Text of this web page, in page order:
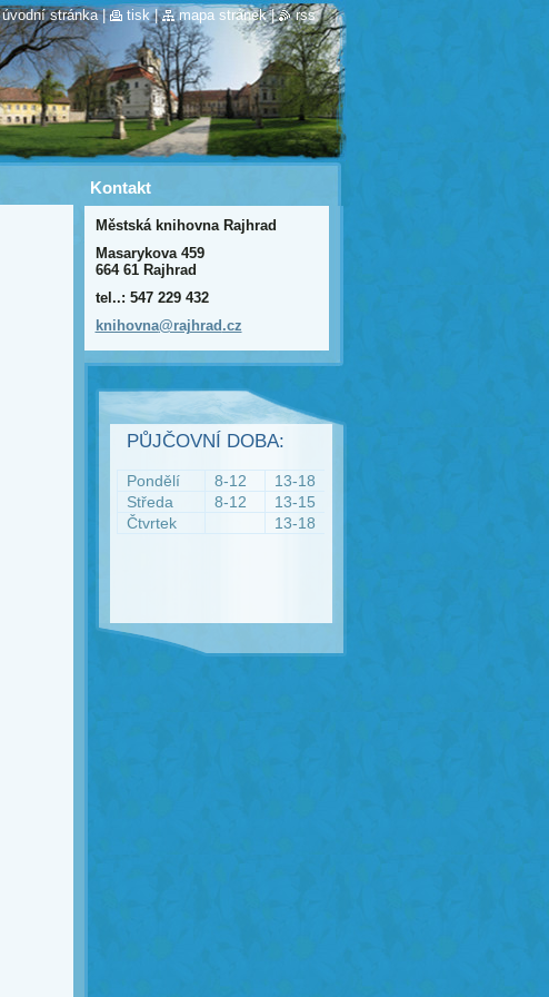
Kontakt
Městská knihovna Rajhrad
Masarykova 459
664 61 Rajhrad
tel..: 547 229 432
knihovna@rajhrad .cz
PŮJČOVNÍ DOBA:
Pondělí 8-12
13-18
Středa
8-12
13-15
Čtvrtek
13-18
úvodní stránka | tisk | mapa stránek | rss